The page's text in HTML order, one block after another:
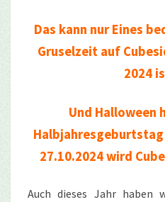
Das kann nur Eines
Gruselzeit auf
2024
Und Halloween
27.10.2024 wird
Auch dieses Jahr haben